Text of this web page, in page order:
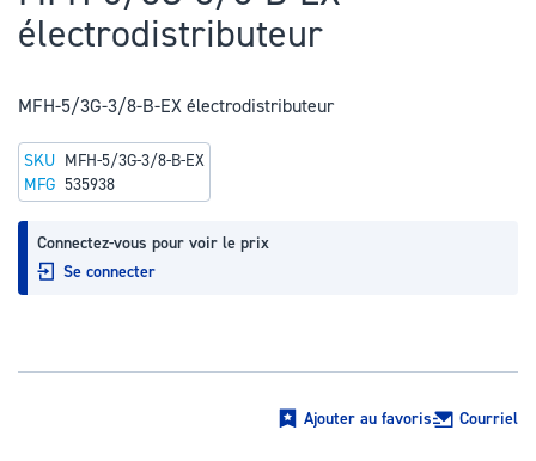
au
début
la
d’images
électrodistributeur
MFH-5/3G-3/8-B-EX électrodistributeur
Connectez-vous pour voir le prix
Se connecter
SKU MFH-5/3G-3/8-B-EX
MFG 535938
Ajouter au favoris Courriel